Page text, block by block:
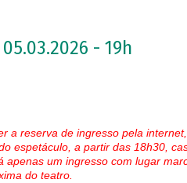
- 19h
a reserva de ingresso pela
espetáculo, a partir das 18h30,
apenas um ingresso com lugar
do teatro.